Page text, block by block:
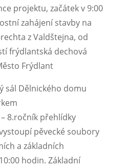
projektu, začátek v 9:00
zahájení stavby na
z Valdštejna, od
frýdlantská dechová
Frýdlant
sál Dělnického domu
8.ročník přehlídky
pěvecké soubory
a základních
hodin. Základní